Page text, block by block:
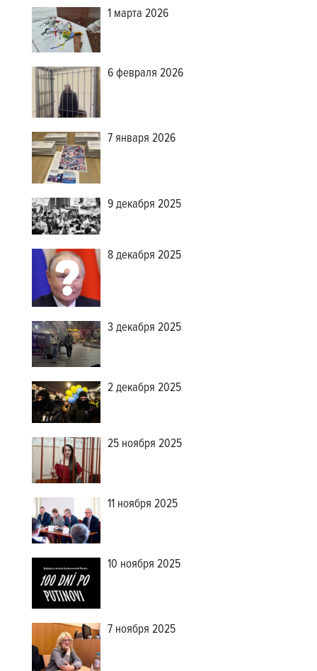
1 марта 2026
6 февраля 2026
7 января 2026
9 декабря 2025
8 декабря 2025
3 декабря 2025
2 декабря 2025
25 ноября 2025
11 ноября 2025
10 ноября 2025
7 ноября 2025